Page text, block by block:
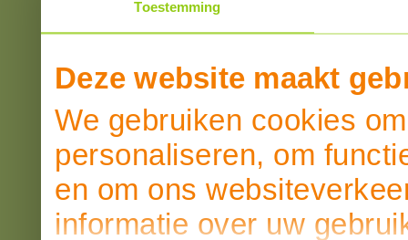
Toestemming
Deze website maakt
We gebruiken cookies
personaliseren, om
en om ons
informatie over uw